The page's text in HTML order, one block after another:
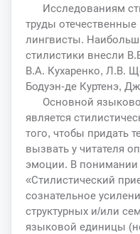
Исследованиям
труды
лингвисты.
стилистики внесли
В.А. Кухаренко, Л.В.
Бодуэн-де Куртенэ,
Основной
является
того, чтобы придать
вызвать у читателя
эмоции. В понимании
«Стилистический
сознательное
структурных и/или
языковой единицы